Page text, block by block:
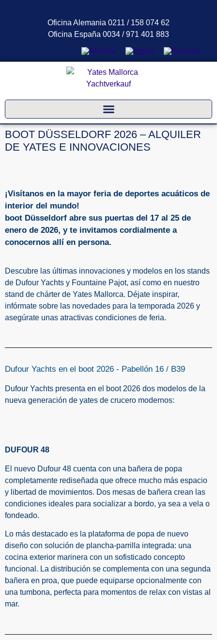
Oficina Alemania 0211 / 158 074 62
Oficina España 0034 / 971 401 883
BOOT DÜSSELDORF 2026 – ALQUILER
DE YATES E INNOVACIONES
¡Visítanos en la mayor feria de deportes acuáticos de
interior del mundo!
boot Düsseldorf abre sus puertas del 17 al 25 de
enero de 2026, y te invitamos cordialmente a
conocernos allí en persona.
Descubre las últimas innovaciones y modelos en los stands
de Dufour Yachts y Fountaine Pajot, así como en nuestro
stand de chárter de Yates Mallorca. Déjate inspirar,
infórmate sobre las novedades para la temporada 2026 y
asegúrate unas atractivas condiciones de feria.
Dufour Yachts en el boot 2026 - Pabellón 16 / B39
Dufour Yachts presenta en el boot 2026 dos modelos de la
nueva generación de yates de crucero modernos:
DUFOUR 48
El nuevo Dufour 48 cuenta con una bañera de popa
completamente rediseñada que ofrece mucho más espacio
y libertad de movimientos. Dos mesas de bañera crean las
condiciones ideales para socializar a bordo, ya sea a vela o
fondeado.
Lo más destacado es la plataforma de popa de nuevo
diseño con solución de plancha-parrilla integrada: una
cocina exterior marinera con un sofisticado concepto
funcional. La distribución se complementa con una segunda
bañera en proa, que puede equiparse opcionalmente con
una tumbona, perfecta para momentos de relax con vistas al
mar.